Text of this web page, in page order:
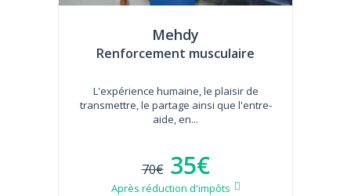
Mehdy
Renforcement musculaire
L'expérience humaine, le plaisir de
transmettre, le partage ainsi que l'entre-
aide, en...
70€ 35€
Après réduction d'impôts